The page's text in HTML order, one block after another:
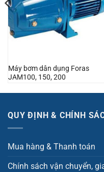
Máy bơm dân dụng Foras
JAM100, 150, 200
QUY ĐỊNH & CHÍNH
Mua hàng & Thanh toán
Chính sách vận chuyển,